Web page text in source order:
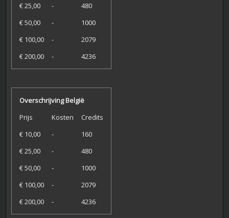
€ 25,00
-
480
€ 50,00
-
1000
€ 100,00
-
2079
€ 200,00
- 4236
Overschrijving België
Prijs
Kosten
Credits
€ 10,00
-
160
€ 25,00
-
480
€ 50,00
-
1000
€ 100,00
-
2079
€ 200,00
- 4236